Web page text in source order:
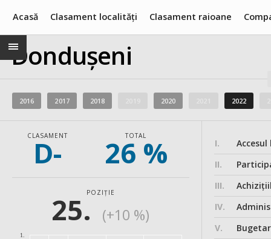
Acasă Clasament localități Clasament raioane
Dondușeni
2016 2017 2018 2020 2022
CLASAMENT
D- TOTAL
26 %
POZIȚIE
25. (+10 %)
1.
I.
II.
III.
IV.
V.